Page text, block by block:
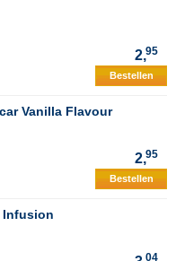
2,95
Bestellen
Vanilla Flavour
2,95
Bestellen
Infusion
04